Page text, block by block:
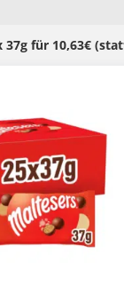
für 10,63€